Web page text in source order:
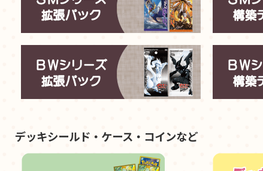
デッキシールド・ケース・コインなど